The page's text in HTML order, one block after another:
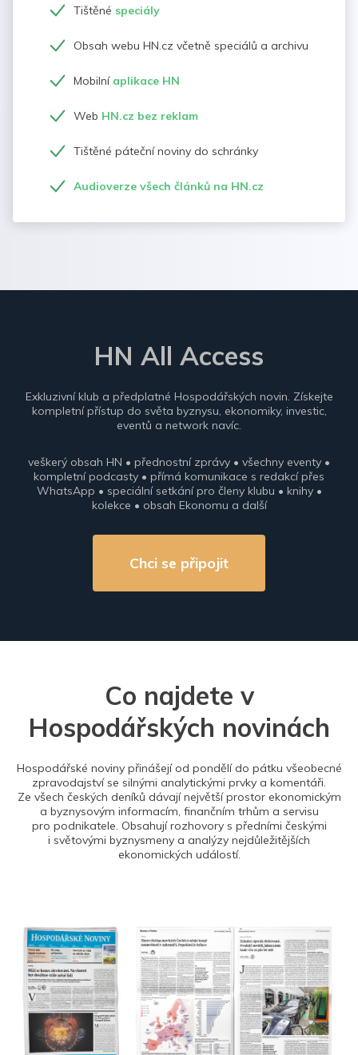
Tištěné speciály
Obsah webu HN.cz včetně speciálů a archivu
Mobilní aplikace HN
Web HN.cz bez reklam
Tištěné páteční noviny do schránky
Audioverze všech článků na HN.cz
HN All Access
Exkluzivní klub a předplatné Hospodářských novin. Získejte
kompletní přístup do světa byznysu, ekonomiky, investic,
eventů a network navíc.
veškerý obsah HN • přednostní zprávy • všechny eventy •
kompletní podcasty • přímá komunikace s redakcí přes
WhatsApp • speciální setkání pro členy klubu • knihy •
kolekce • obsah Ekonomu a další
Chci se připojit
Co najdete v
Hospodářských novinách
Hospodářské noviny přinášejí od pondělí do pátku všeobecné
zpravodajství se silnými analytickými prvky a komentáři.
Ze všech českých deníků dávají největší prostor ekonomickým
a byznysovým informacím, finančním trhům a servisu
pro podnikatele. Obsahují rozhovory s předními českými
i světovými byznysmeny a analýzy nejdůležitějších
ekonomických událostí.